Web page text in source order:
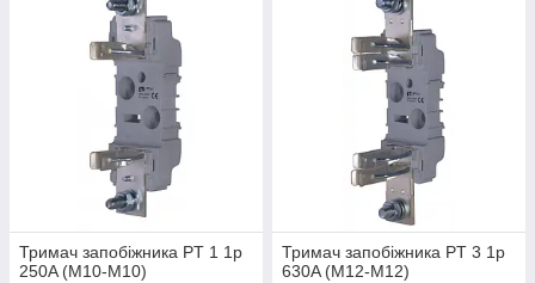
Тримач запобіжника PT 1 1p
250A (M10-M10)
Тримач запобіжника PT 3 1p
630A (M12-M12)